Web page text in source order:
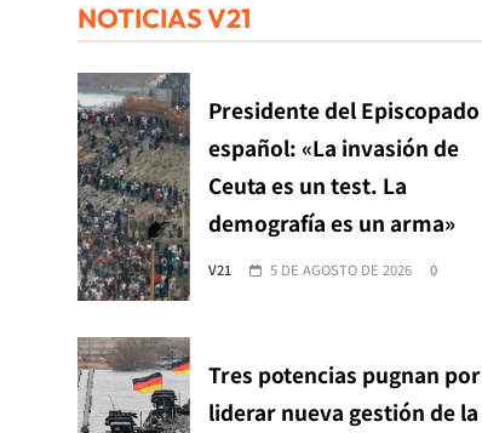
NOTICIAS V21
Presidente del Episcopado
español: «La invasión de
Ceuta es un test. La
demografía es un arma»
V21 5 DE AGOSTO DE 2026 0
Tres potencias pugnan por
liderar nueva gestión de la